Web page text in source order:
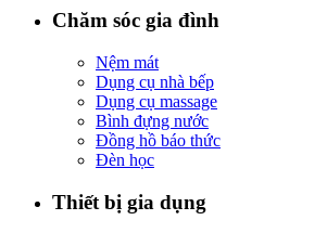
Chăm sóc gia đình
Nệm mát
Dụng cụ nhà bếp
Dụng cụ massage
Bình đựng nước
Đồng hồ báo thức
Đèn học
Thiết bị gia dụng